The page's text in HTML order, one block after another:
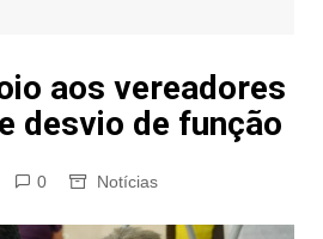
aos vereadores
desvio de função
0 Notícias